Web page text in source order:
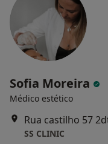
Sofia Moreira
Médico estético
Rua castilho 57
SS CLINIC